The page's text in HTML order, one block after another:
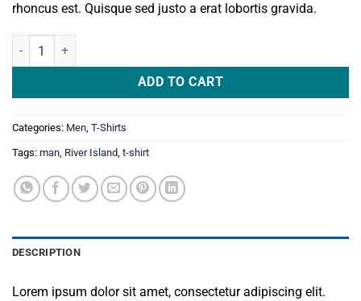
rhoncus est. Quisque sed justo a erat lobortis gravida.
SS Crew California Sub River Island quantity
ADD TO CART
Categories: Men, T-Shirts
Tags: man, River Island, t-shirt
DESCRIPTION
Lorem ipsum dolor sit amet, consectetur adipiscing elit.